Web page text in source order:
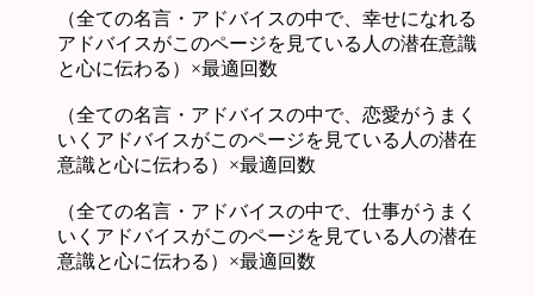
（全ての名言・アドバイスの中で、幸せになれる
アドバイスがこのページを見ている人の潜在意識
と心に伝わる）×最適回数
（全ての名言・アドバイスの中で、恋愛がうまく
いくアドバイスがこのページを見ている人の潜在
意識と心に伝わる）×最適回数
（全ての名言・アドバイスの中で、仕事がうまく
いくアドバイスがこのページを見ている人の潜在
意識と心に伝わる）×最適回数